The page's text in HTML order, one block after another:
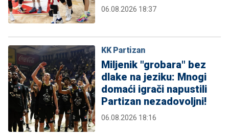
06.08.2026 18:37
KK Partizan
Miljenik "grobara" bez
dlake na jeziku: Mnogi
domaći igrači napustili
Partizan nezadovoljni!
06.08.2026 18:16